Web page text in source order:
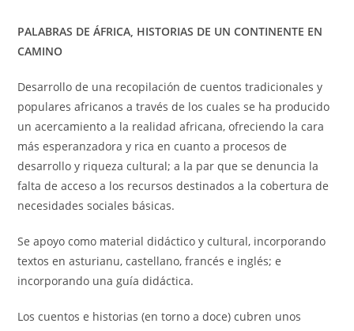
PALABRAS DE ÁFRICA, HISTORIAS DE UN CONTINENTE EN
CAMINO
Desarrollo de una recopilación de cuentos tradicionales y
populares africanos a través de los cuales se ha producido
un acercamiento a la realidad africana, ofreciendo la cara
más esperanzadora y rica en cuanto a procesos de
desarrollo y riqueza cultural; a la par que se denuncia la
falta de acceso a los recursos destinados a la cobertura de
necesidades sociales básicas.
Se apoyo como material didáctico y cultural, incorporando
textos en asturianu, castellano, francés e inglés; e
incorporando una guía didáctica.
Los cuentos e historias (en torno a doce) cubren unos